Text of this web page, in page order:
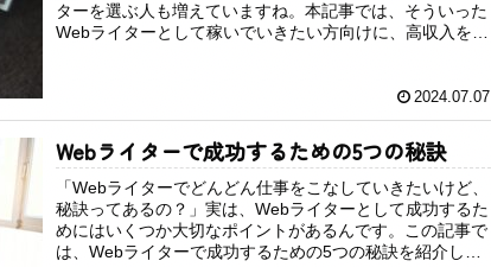
ターを選ぶ人も増えていますね。本記事では、そういった
Webライターとして稼いでいきたい方向けに、高収入を狙
2024.07.07
Webライターで成功するための5つの秘訣
「Webライターでどんどん仕事をこなしていきたいけど、
秘訣ってあるの？」実は、Webライターとして成功するた
めにはいくつか大切なポイントがあるんです。この記事で
は、Webライターで成功するための5つの秘訣を紹介しま